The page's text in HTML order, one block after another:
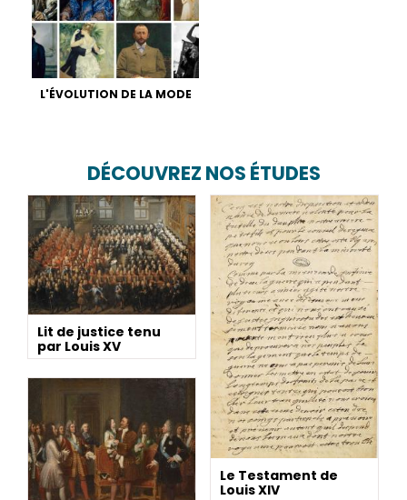
L'ÉVOLUTION DE LA MODE
DÉCOUVREZ NOS ÉTUDES
Lit de justice tenu
par Louis XV
Le Testament de
Louis XIV